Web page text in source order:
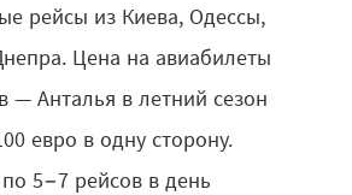
рейсы из Киева, Одессы,
Цена на авиабилеты
— Анталья в летний сезон
евро в одну сторону.
5−7 рейсов в день